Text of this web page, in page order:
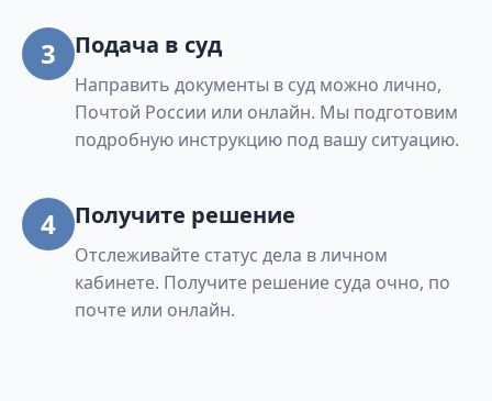
3 Подача в суд
Направить документы в суд можно лично,
Почтой России или онлайн. Мы подготовим
подробную инструкцию под вашу ситуацию.
4 Получите решение
Отслеживайте статус дела в личном
кабинете. Получите решение суда очно, по
почте или онлайн.